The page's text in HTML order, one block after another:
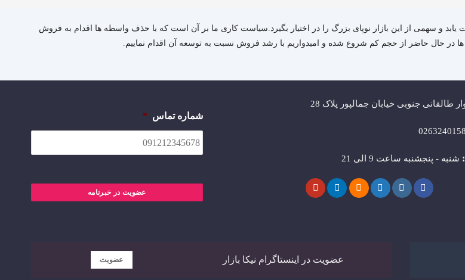
یابد و سهمی از این بازار نوپای بزرگ را در اختیار بگیرد.سیاست کاری ما بر آن است که با حذف واسطه ها اقدام به فروش
ها در حال حاضر از حجم کم شروع شده و امیدواریم با رشد فروش نسبت به توسعه آن اقدام نماییم.
طالقانی جنوبی خیابان جمالپور پلاک 28
شنبه - پنجشنبه ساعت 9 الی 21
شماره تماس *
عضویت در خبرنامه
عضویت در اینستاگرام نیکا بازار عضویت